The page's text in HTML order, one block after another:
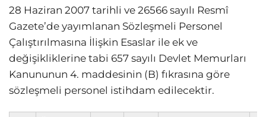
28 Haziran 2007 tarihli ve 26566 sayılı Resmî
Gazete’de yayımlanan Sözleşmeli Personel
Çalıştırılmasına İlişkin Esaslar ile ek ve
değişikliklerine tabi 657 sayılı Devlet Memurları
Kanununun 4. maddesinin (B) fıkrasına göre
sözleşmeli personel istihdam edilecektir.